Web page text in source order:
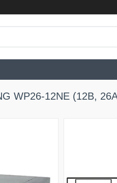
WP26-12NE (12В,